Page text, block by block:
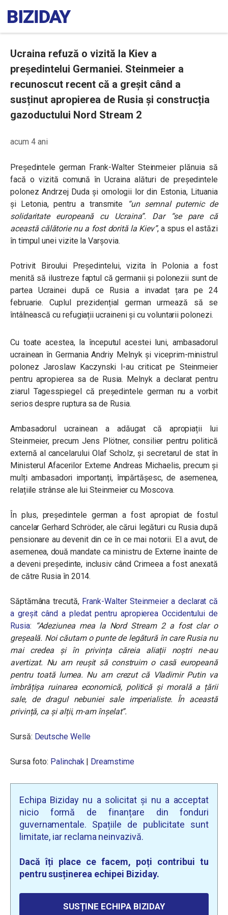
Ucraina refuză o vizită la Kiev a
președintelui Germaniei. Steinmeier a
recunoscut recent că a greșit când a
susținut apropierea de Rusia și construcția
gazoductului Nord Stream 2
acum 4 ani
Președintele german Frank-Walter Steinmeier plănuia să
facă o vizită comună în Ucraina alături de președintele
polonez Andrzej Duda și omologii lor din Estonia, Lituania
și Letonia, pentru a transmite
“un semnal puternic de
solidaritate europeană cu Ucraina”. Dar “se pare că
această călătorie nu a fost dorită la Kiev”, a spus el astăzi
în timpul unei vizite la Varșovia.
Potrivit Biroului Președintelui, vizita în Polonia a fost
menită să ilustreze faptul că germanii și polonezii sunt de
partea Ucrainei după ce Rusia a invadat țara pe 24
februarie. Cuplul prezidențial german urmează să se
întâlnească cu refugiații ucraineni și cu voluntarii polonezi.
Cu toate acestea, la începutul acestei luni, ambasadorul
ucrainean în Germania Andriy Melnyk și viceprim-ministrul
polonez Jaroslaw Kaczynski l-au criticat pe Steinmeier
pentru apropierea sa de Rusia. Melnyk a declarat pentru
ziarul Tagesspiegel că președintele german nu a vorbit
serios despre ruptura sa de Rusia.
Ambasadorul ucrainean a adăugat că apropiații lui
Steinmeier, precum Jens Plötner, consilier pentru politică
externă al cancelarului Olaf Scholz, și secretarul de stat în
Ministerul Afacerilor Externe Andreas Michaelis, precum și
mulți ambasadori importanți, împărtășesc, de asemenea,
relațiile strânse ale lui Steinmeier cu Moscova.
În plus, președintele german a fost apropiat de fostul
cancelar Gerhard Schröder, ale cărui legături cu Rusia după
pensionare au devenit din ce în ce mai notorii. El a avut, de
asemenea, două mandate ca ministru de Externe înainte de
a deveni președinte, inclusiv când Crimeea a fost anexată
de către Rusia în 2014.
Săptămâna trecută, Frank-Walter Steinmeier a declarat că
a greșit când a pledat pentru apropierea Occidentului de
Rusia:
“Adeziunea mea la Nord Stream 2 a fost clar o
greșeală. Noi căutam o punte de legătură în care Rusia nu
mai credea și în privința căreia aliații noștri ne-au
avertizat. Nu am reușit să construim o casă europeană
pentru toată lumea. Nu am crezut că Vladimir Putin va
îmbrățișa ruinarea economică, politică și morală a țării
sale, de dragul nebuniei sale imperialiste. În această
privință, ca și alții, m-am înșelat”.
Sursă: Deutsche Welle
Sursa foto: Palinchak | Dreamstime
Echipa Biziday nu a solicitat și nu a acceptat
nicio formă de finanțare din fonduri
guvernamentale. Spațiile de publicitate sunt
limitate, iar reclama neinvazivă.
Dacă îți place ce facem, poți contribui tu
pentru susținerea echipei Biziday.
SUSȚINE ECHIPA BIZIDAY